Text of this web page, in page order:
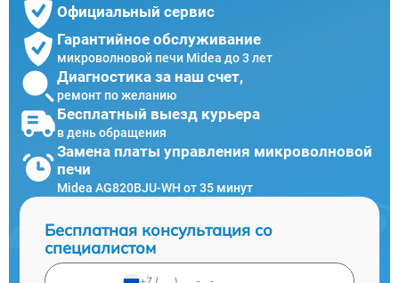
Официальный сервис
Гарантийное обслуживание
микроволновой печи Midea до 3 лет
Диагностика за наш счет,
ремонт по желанию
Бесплатный выезд курьера
в день обращения
Замена платы управления микроволновой
печи
Midea AG820BJU-WH от 35 минут
Бесплатная консультация со
специалистом